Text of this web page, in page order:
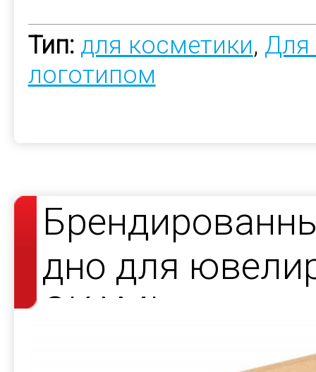
Тип: для косметики, Для
логотипом
дно для
OKAMI